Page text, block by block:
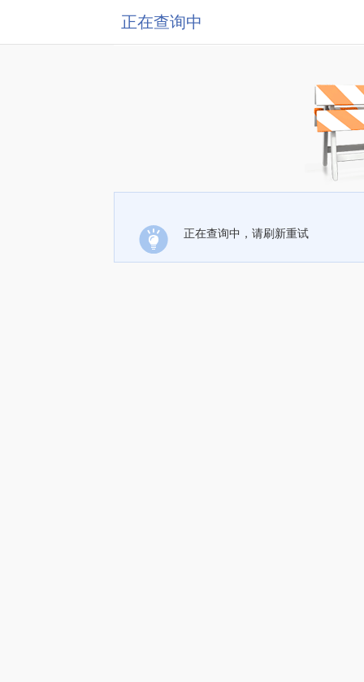
正在查询中
正在查询中，请刷新重试